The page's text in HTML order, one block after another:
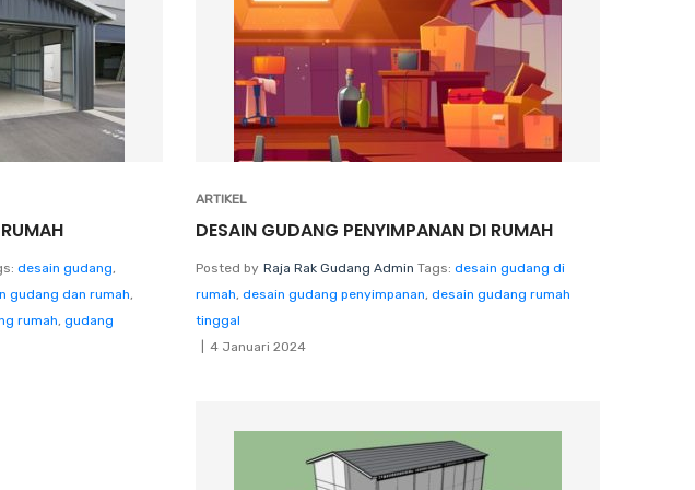
desain gudang,
gudang dan rumah,
rumah, gudang
ARTIKEL
DESAIN GUDANG PENYIMPANAN DI RUMAH
Posted by Raja Rak Gudang Admin Tags: desain gudang di
rumah, desain gudang penyimpanan, desain gudang rumah
tinggal
4 Januari 2024